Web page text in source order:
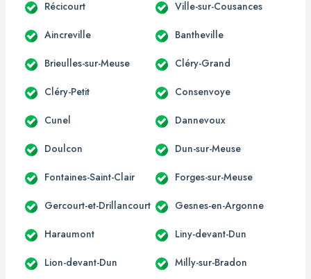
Récicourt Ville-sur-Cousances
Aincreville Bantheville
Brieulles-sur-Meuse Cléry-Grand
Cléry-Petit Consenvoye
Cunel Dannevoux
Doulcon Dun-sur-Meuse
Fontaines-Saint-Clair Forges-sur-Meuse
Gercourt-et-Drillancourt Gesnes-en-Argonne
Haraumont Liny-devant-Dun
Lion-devant-Dun Milly-sur-Bradon